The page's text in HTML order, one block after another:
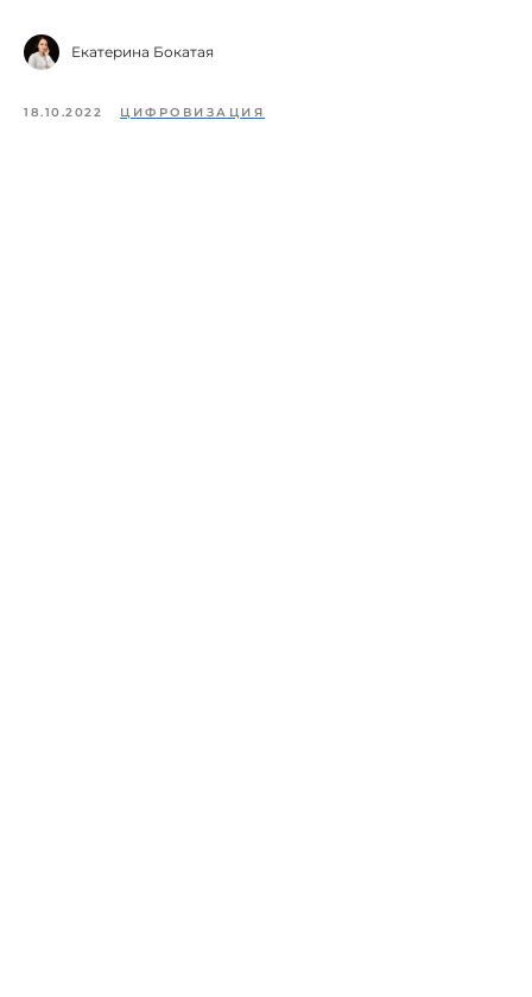
Екатерина Бокатая
18.10.2022 ЦИФРОВИЗАЦИЯ